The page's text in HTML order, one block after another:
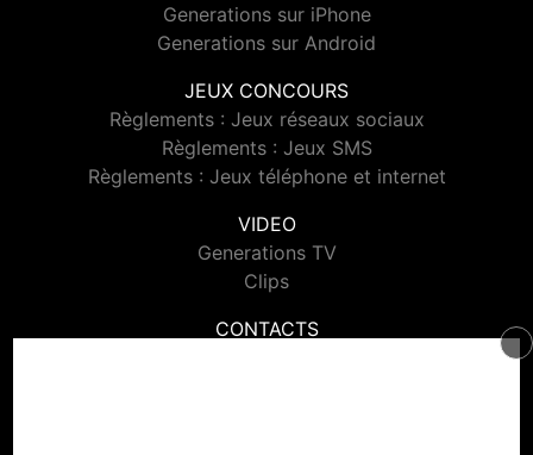
Generations sur iPhone
Generations sur Android
JEUX CONCOURS
Règlements : Jeux réseaux sociaux
Règlements : Jeux SMS
Règlements : Jeux téléphone et internet
VIDEO
Generations TV
Clips
CONTACTS